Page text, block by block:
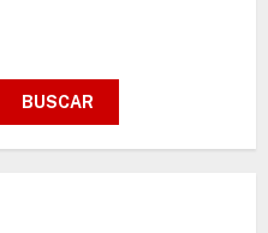
BUSCAR